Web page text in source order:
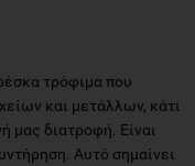
τρόφιμα που
και μετάλλων, κάτι
μας διατροφή. Είναι
Αυτό σημαίνει